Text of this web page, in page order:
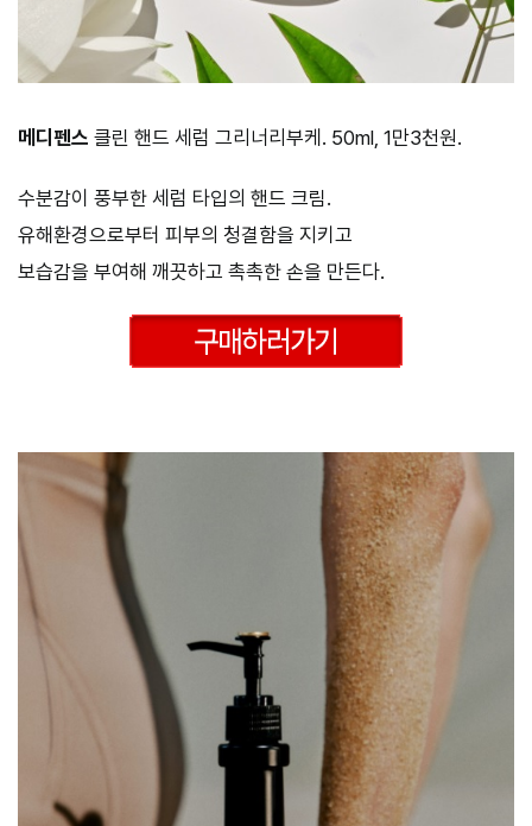
메디펜스 클린 핸드 세럼 그리너리부케. 50ml, 1만3천원.
수분감이 풍부한 세럼 타입의 핸드 크림.
유해환경으로부터 피부의 청결함을 지키고
보습감을 부여해 깨끗하고 촉촉한 손을 만든다.